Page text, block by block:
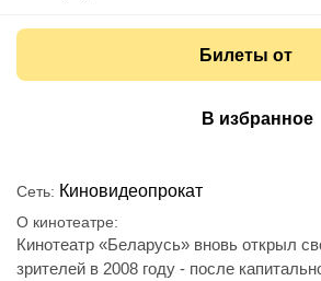
Билеты от
В избранное
Сеть Киновидеопрокат
О кинотеатре
Кинотеатр «Беларусь» вновь открыл
зрителей в 2008 году - после